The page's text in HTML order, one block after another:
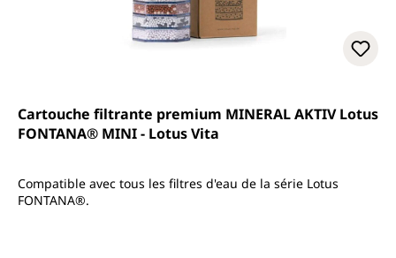
Cartouche filtrante premium MINERAL AKTIV Lotus
FONTANA® MINI - Lotus Vita
Compatible avec tous les filtres d'eau de la série Lotus
FONTANA®.